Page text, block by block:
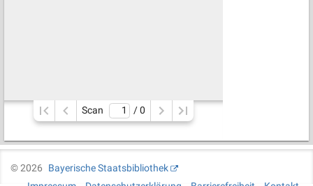
Scan / 0
©2026
Bayerische Staatsbibliothek